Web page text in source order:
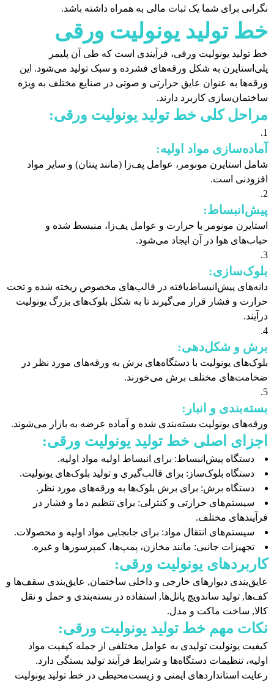
نگرانی برای شما یک ثبات مالی به همراه داشته باشد.
خط تولید یونولیت ورقی
خط تولید یونولیت ورقی، فرآیندی است که طی آن پلیمر
پلی‌استایرن به شکل ورقه‌های فشرده و سبک تولید می‌شود. این
ورقه‌ها به عنوان عایق حرارتی و صوتی در صنایع مختلف به ویژه
ساختمان‌سازی کاربرد دارند.
مراحل کلی خط تولید یونولیت ورقی:
آماده‌سازی مواد اولیه:
شامل استایرن مونومر، عوامل پف‌زا (مانند پنتان) و سایر مواد
افزودنی است.
پیش‌انبساط:
استایرن مونومر با حرارت و عوامل پف‌زا، منبسط شده و
حباب‌های هوا در آن ایجاد می‌شود.
بلوک‌سازی:
دانه‌های پیش‌انبساط‌یافته در قالب‌های مخصوص ریخته شده و تحت
حرارت و فشار قرار می‌گیرند تا به شکل بلوک‌های بزرگ یونولیت
درآیند.
برش و شکل‌دهی:
بلوک‌های یونولیت با دستگاه‌های برش به ورقه‌های مورد نظر در
ضخامت‌های مختلف برش می‌خورند.
بسته‌بندی و انبار:
ورقه‌های یونولیت بسته‌بندی شده و آماده عرضه به بازار می‌شوند.
اجزای اصلی خط تولید یونولیت ورقی:
دستگاه پیش‌انبساط: برای انبساط اولیه مواد اولیه.
دستگاه بلوک‌ساز: برای قالب‌گیری و تولید بلوک‌های یونولیت.
دستگاه برش: برای برش بلوک‌ها به ورقه‌های مورد نظر.
سیستم‌های حرارتی و کنترلی: برای تنظیم دما و فشار در
فرآیندهای مختلف.
سیستم‌های انتقال مواد: برای جابجایی مواد اولیه و محصولات.
تجهیزات جانبی: مانند مخازن، پمپ‌ها، کمپرسورها و غیره.
کاربردهای یونولیت ورقی:
عایق‌بندی دیوارهای خارجی و داخلی ساختمان, عایق‌بندی سقف‌ها و
کف‌ها, تولید ساندویچ پانل‌ها, استفاده در بسته‌بندی و حمل و نقل
کالا, ساخت ماکت و مدل.
نکات مهم خط تولید یونولیت ورقی:
کیفیت یونولیت تولیدی به عوامل مختلفی از جمله کیفیت مواد
اولیه، تنظیمات دستگاه‌ها و شرایط فرآیند تولید بستگی دارد.
رعایت استانداردهای ایمنی و زیست‌محیطی در خط تولید یونولیت